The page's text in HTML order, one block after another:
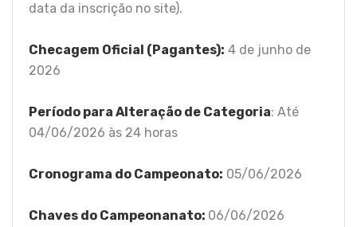
data da inscrição no site).
Checagem Oficial (Pagantes): 4 de junho de
2026
Período para Alteração de Categoria: Até
04/06/2026 às 24 horas
Cronograma do Campeonato: 05/06/2026
Chaves do Campeonanato: 06/06/2026